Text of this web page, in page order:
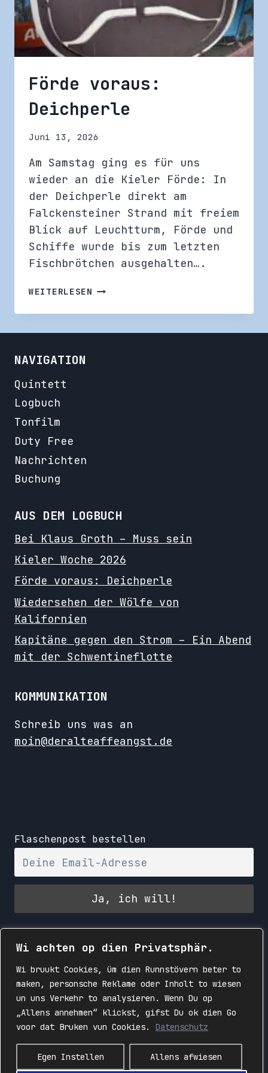
Wi achten op dien Privatsphär.
Wi bruukt Cookies, üm dien Runnstövern beter to
maken, personsche Reklame oder Inholt to wiesen
un uns Verkehr to analysieren. Wenn Du op
„Allens annehmen“ klickst, gifst Du ok dien Go
voor dat Bruken vun Cookies.
Datenschutz
Egen Instellen Allens afwiesen
Förde voraus:
Deichperle
Juni 13, 2026
Am Samstag ging es für uns
wieder an die Kieler Förde: In
der Deichperle direkt am
Falckensteiner Strand mit freiem
Blick auf Leuchtturm, Förde und
Schiffe wurde bis zum letzten
Fischbrötchen ausgehalten….
WEITERLESEN FÖRDE
DEICHPERLE
NAVIGATION
Quintett
Logbuch
Tonfilm
Duty Free
Nachrichten
Buchung
AUS DEM LOGBUCH
Bei Klaus Groth – Muss sein
Kieler Woche 2026
Förde voraus: Deichperle
Wiedersehen der Wölfe von
Kalifornien
Kapitäne gegen den Strom – Ein Abend
mit der Schwentineflotte
KOMMUNIKATION
Schreib uns was an
moin@deralteaffeangst.de
Flaschenpost bestellen
© 2026 Der Alte Affe Angst | Band | Kiel | Schleswig-